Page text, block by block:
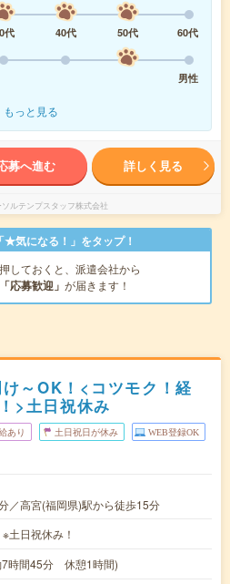
代 40代 50代
60代
男性
もっと見る
募へ進む 詳しく見る
ルテンプスタッフ株式会社
★気になる！」をタップ！
しておくと、派遣会社から
「応募歓迎」 が届きます！
～OK！<コツモク！経
>土日祝休み
あり 土日祝日が休み WEB登録OK
／高宮(福岡県)駅から徒歩15分
日祝休み！
7時間45分 休憩1時間)